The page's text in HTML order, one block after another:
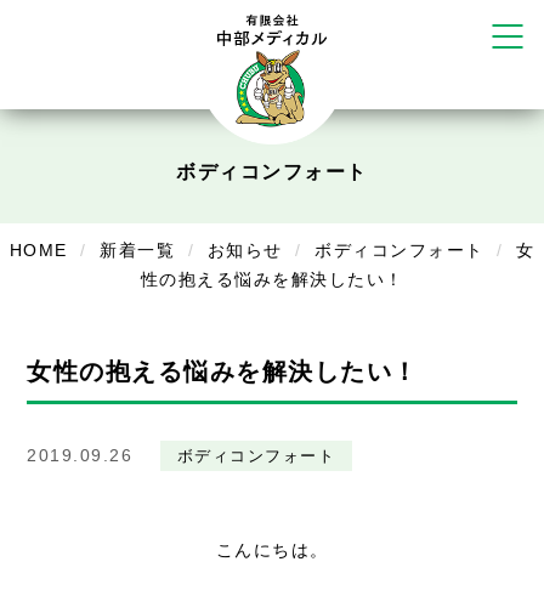
かえる堂鍼灸院 整骨院 うるま店 ウェルネス鍼灸院・接骨院 甲府千
リラクゼーション
Cure
デイサービスあやめ
在宅部門事務所
ボディコンフォート
HOME 新着一覧 お知らせ ボディコンフォート
女
性の抱える悩みを解決したい！
女性の抱える悩みを解決したい！
2019.09.26 ボディコンフォート
こんにちは。